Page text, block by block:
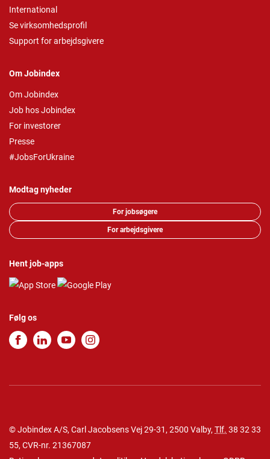
International
Se virksomhedsprofil
Support for arbejdsgivere
Om Jobindex
Om Jobindex
Job hos Jobindex
For investorer
Presse
#JobsForUkraine
Modtag nyheder
For jobsøgere
For arbejdsgivere
Hent job-apps
Følg os
© Jobindex A/S, Carl Jacobsens Vej 29-31, 2500 Valby, Tlf. 38 32 33
55, CVR-nr. 21367087